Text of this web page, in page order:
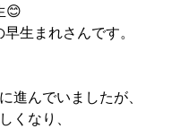
😊
生まれさんです。
進んでいましたが、
くなり、